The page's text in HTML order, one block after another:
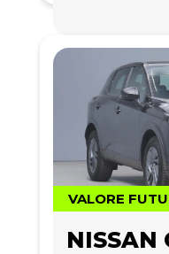
VALORE
NISSAN